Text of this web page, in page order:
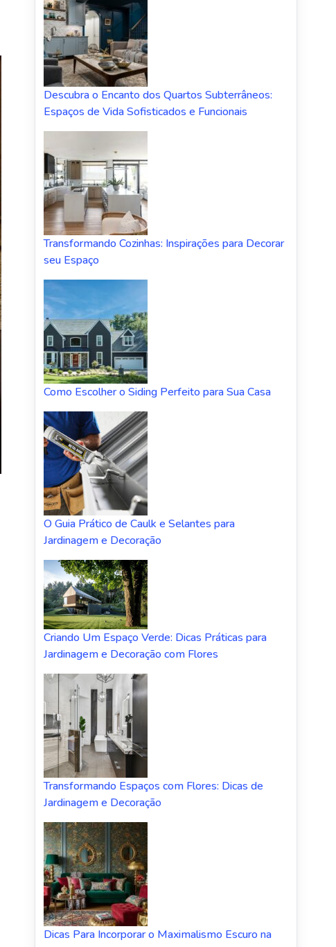
Descubra o Encanto dos Quartos Subterrâneos:
Espaços de Vida Sofisticados e Funcionais
Transformando Cozinhas: Inspirações para Decorar
seu Espaço
Como Escolher o Siding Perfeito para Sua Casa
O Guia Prático de Caulk e Selantes para
Jardinagem e Decoração
Criando Um Espaço Verde: Dicas Práticas para
Jardinagem e Decoração com Flores
Transformando Espaços com Flores: Dicas de
Jardinagem e Decoração
Dicas Para Incorporar o Maximalismo Escuro na